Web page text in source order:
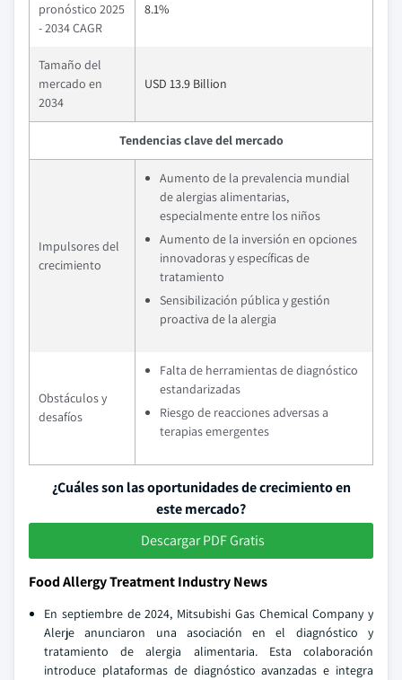
pronóstico 2025
- 2034 CAGR
8.1%
Tamaño del
mercado en
2034
USD 13.9 Billion
Tendencias clave del mercado
Impulsores del
crecimiento
Aumento de la prevalencia mundial
de alergias alimentarias,
especialmente entre los niños
Aumento de la inversión en opciones
innovadoras y específicas de
tratamiento
Sensibilización pública y gestión
proactiva de la alergia
Obstáculos y
desafíos
Falta de herramientas de diagnóstico
estandarizadas
Riesgo de reacciones adversas a
terapias emergentes
¿Cuáles son las oportunidades de crecimiento en
este mercado?
Descargar PDF Gratis
Food Allergy Treatment Industry News
En septiembre de 2024, Mitsubishi Gas Chemical Company y
Alerje anunciaron una asociación en el diagnóstico y
tratamiento de alergia alimentaria. Esta colaboración
introduce plataformas de diagnóstico avanzadas e integra